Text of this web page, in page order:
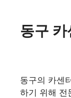
동구
동구의 카센
하기 위해 전